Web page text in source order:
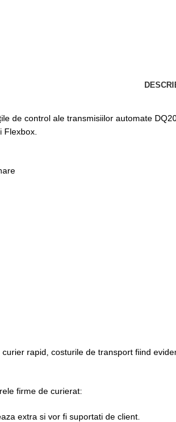
de control ale transmisiilor automate
Flexbox.
rapid, costurile de transport fiind
firme de curierat:
extra si vor fi suportati de client.